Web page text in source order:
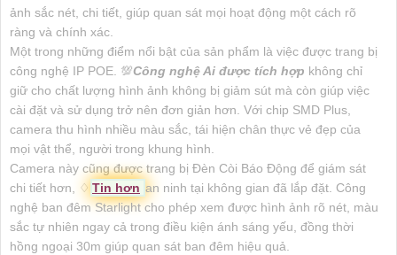
ảnh sắc nét, chi tiết, giúp quan sát mọi hoạt động một cách rõ
ràng và chính xác.
Một trong những điểm nổi bật của sản phẩm là việc được trang bị
công nghệ IP POE. 💯Công nghệ Ai được tích hợp không chỉ
giữ cho chất lượng hình ảnh không bị giảm sút mà còn giúp việc
cài đặt và sử dụng trở nên đơn giản hơn. Với chip SMD Plus,
camera thu hình nhiều màu sắc, tái hiện chân thực vẻ đẹp của
mọi vật thể, người trong khung hình.
Camera này cũng được trang bị Đèn Còi Báo Động để giám sát
chi tiết hơn, ♢ Tin hơn an ninh tại không gian đã lắp đặt. Công
nghệ ban đêm Starlight cho phép xem được hình ảnh rõ nét, màu
sắc tự nhiên ngay cả trong điều kiện ánh sáng yếu, đồng thời
hồng ngoại 30m giúp quan sát ban đêm hiệu quả.